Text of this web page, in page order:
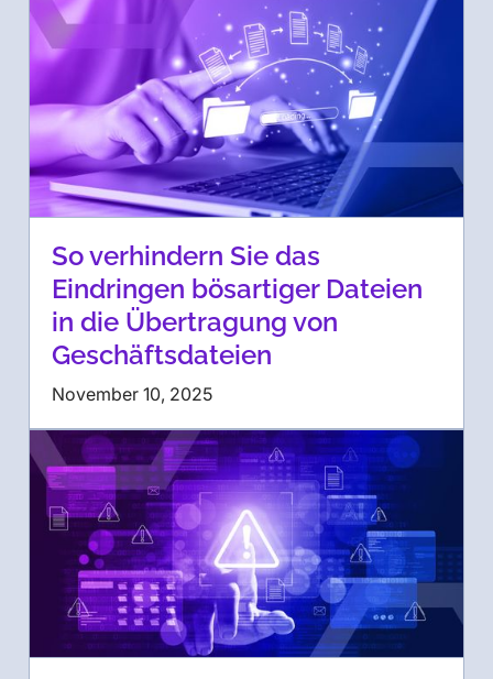
So verhindern Sie das
Eindringen bösartiger Dateien
in die Übertragung von
Geschäftsdateien
November 10, 2025